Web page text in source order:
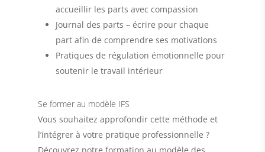
accueillir les parts avec compassion
Journal des parts – écrire pour chaque
part afin de comprendre ses motivations
Pratiques de régulation émotionnelle pour
soutenir le travail intérieur
Se former au modèle IFS
Vous souhaitez approfondir cette méthode et
l’intégrer à votre pratique professionnelle ?